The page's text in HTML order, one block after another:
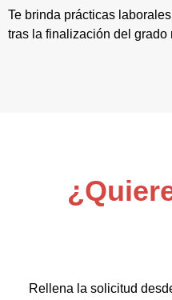
Te brinda prácticas
tras la finalización del grado
Rellena la solicitud